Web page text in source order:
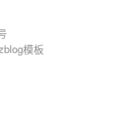
模板